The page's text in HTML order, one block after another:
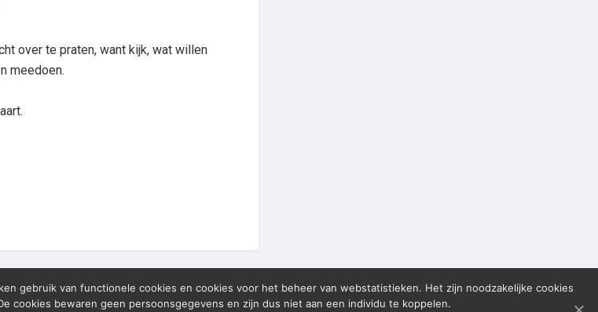
over te praten, want kijk, wat willen
meedoen.
gebruik van functionele cookies en cookies voor het beheer van webstatistieken. Het zijn noodzakelijke cookies
cookies bewaren geen persoonsgegevens en zijn dus niet aan een individu te koppelen.